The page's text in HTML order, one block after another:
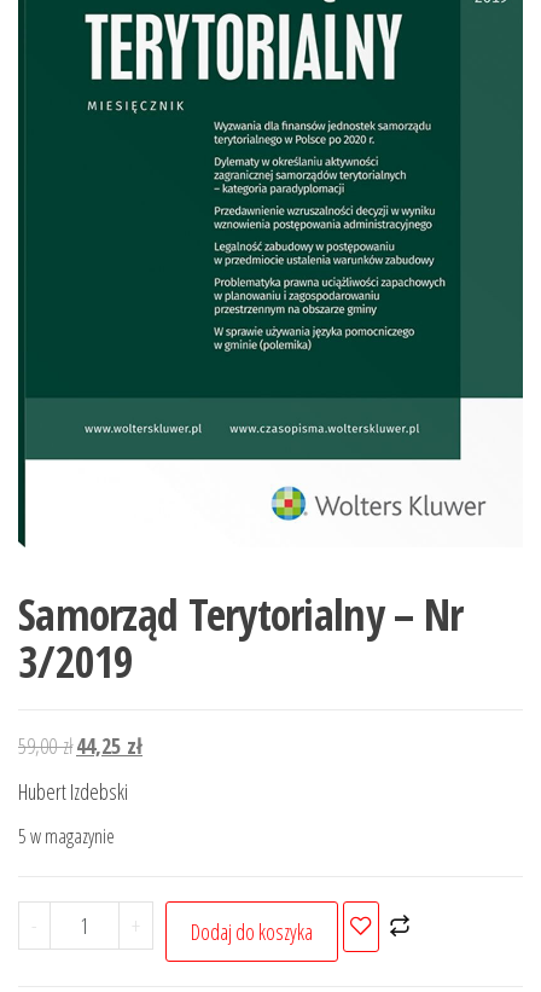
Samorząd Terytorialny – Nr
3/2019
59,00złPierwotna
cena
59,00 zł.
44,25 złAktualna
Hubert Izdebski
5 w magazynie
-
ilość
Samorząd
+ Dodaj do koszyka